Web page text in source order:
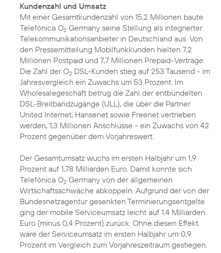
Kundenzahl und Umsatz
Mit einer Gesamtkundenzahl von 15,2 Millionen baute
Telefónica O2 Germany seine Stellung als integrierter
Telekommunikationsanbieter in Deutschland aus. Von
den Pressemitteilung Mobilfunkkunden hielten 7,2
Millionen Postpaid und 7,7 Millionen Prepaid-Verträge.
Die Zahl der O2 DSL-Kunden stieg auf 253 Tausend - im
Jahresvergleich ein Zuwachs um 53 Prozent. Im
Wholesalegeschäft betrug die Zahl der entbündelten
DSL-Breitbandzugänge (ULL), die über die Partner
United Internet, Hansenet sowie Freenet vertrieben
werden, 1,3 Millionen Anschlüsse - ein Zuwachs von 42
Prozent gegenüber dem Vorjahreswert.
Der Gesamtumsatz wuchs im ersten Halbjahr um 1,9
Prozent auf 1,78 Milliarden Euro. Damit konnte sich
Telefónica O2 Germany von der allgemeinen
Wirtschaftsschwäche abkoppeln. Aufgrund der von der
Bundesnetzagentur gesenkten Terminierungsentgelte
ging der mobile Serviceumsatz leicht auf 1,4 Milliarden
Euro (minus 0,4 Prozent) zurück. Ohne diesen Effekt
wäre der Serviceumsatz im ersten Halbjahr um 0,9
Prozent im Vergleich zum Vorjahreszeitraum gestiegen.